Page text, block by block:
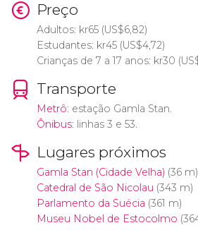
Preço
Adultos: kr65 (US$6,82)
Estudantes: kr45 (US$4,72)
Crianças de 7 a 17 anos: kr30 (
Transporte
Metrô: estação Gamla Stan.
Ônibus: linhas 3 e 53.
Lugares próximos
Gamla Stan (Cidade Velha) (36 m)
Catedral de São Nicolau (343 m)
Parlamento da Suécia (361 m)
Museu Nobel de Estocolmo